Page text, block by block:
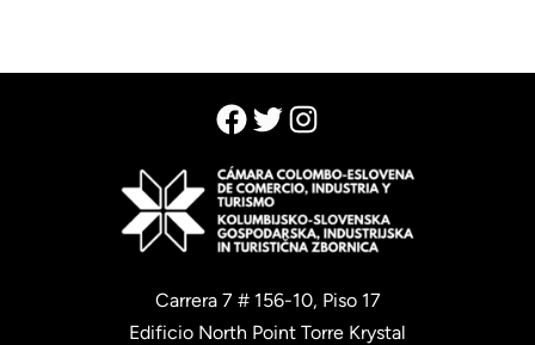
Facebook
TwitterInstagram
Carrera 7 # 156-10, Piso 17
Edificio North Point Torre Krystal